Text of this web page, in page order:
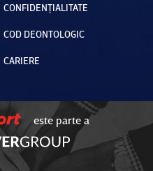
CONFIDENȚIALITATE
COD DEONTOLOGIC
CARIERE
este parte a